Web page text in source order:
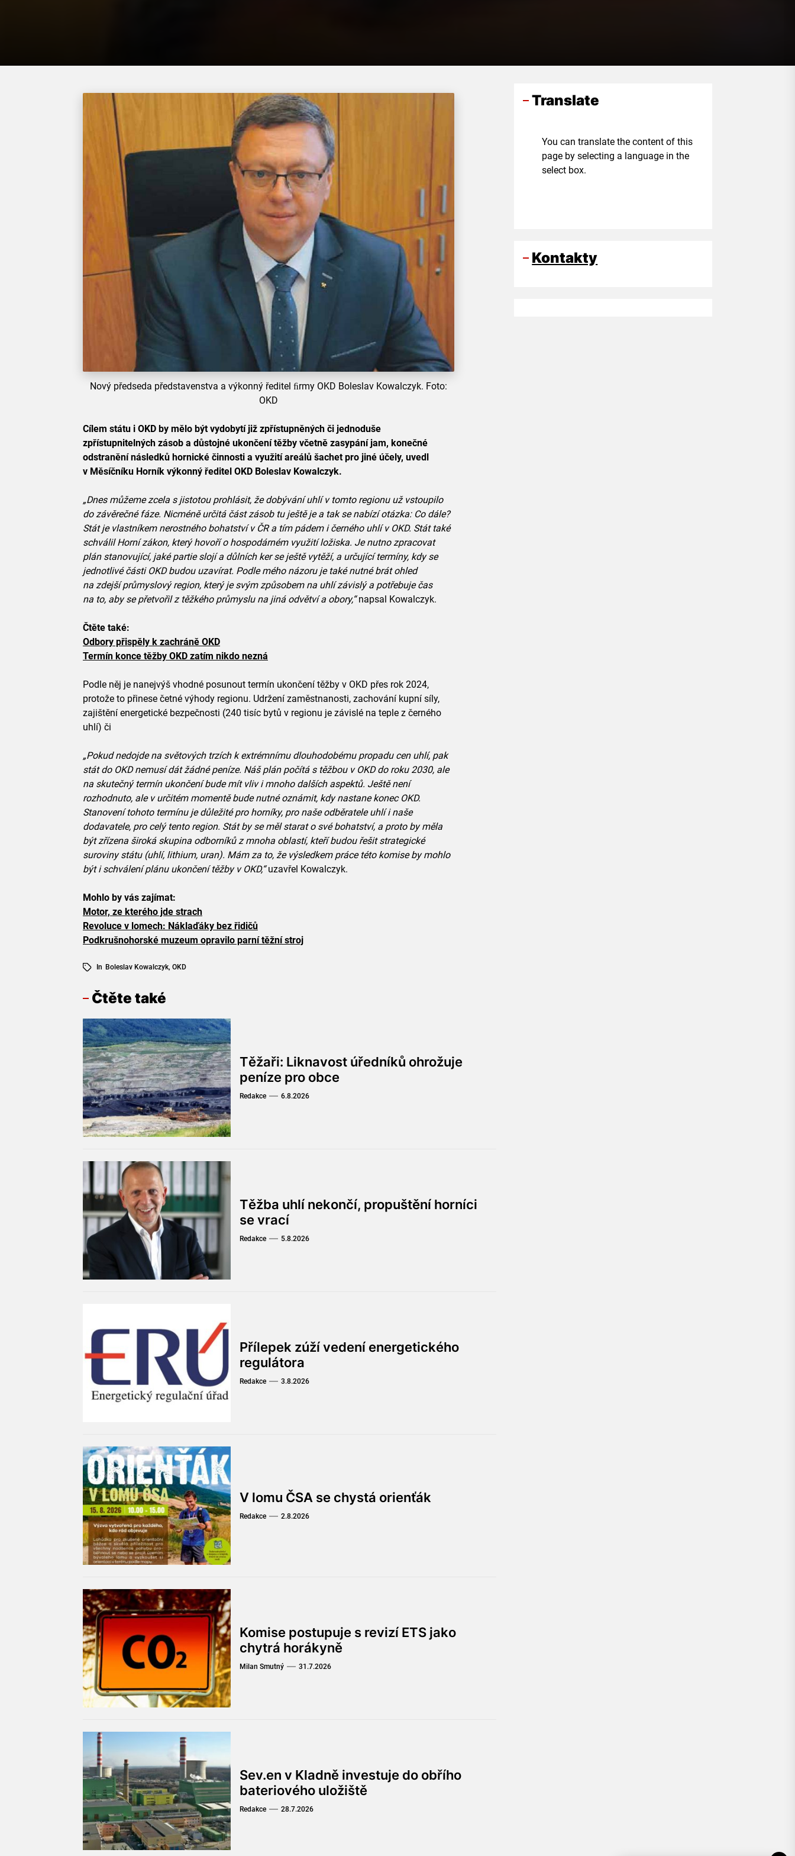
Nový předseda představenstva a výkonný ředitel ﬁrmy OKD Boleslav Kowalczyk. Foto:
OKD
Cílem státu i OKD by mělo být vydobytí již zpřístupněných či jednoduše
zpřístupnitelných zásob a důstojné ukončení těžby včetně zasypání jam, konečné
odstranění následků hornické činnosti a využití areálů šachet pro jiné účely, uvedl
v Měsíčníku Horník výkonný ředitel OKD Boleslav Kowalczyk.
„Dnes můžeme zcela s jistotou prohlásit, že dobývání uhlí v tomto regionu už vstoupilo
do závěrečné fáze. Nicméně určitá část zásob tu ještě je a tak se nabízí otázka: Co dále?
Stát je vlastníkem nerostného bohatství v ČR a tím pádem i černého uhlí v OKD. Stát také
schválil Horní zákon, který hovoří o hospodárném využití ložiska. Je nutno zpracovat
plán stanovující, jaké partie slojí a důlních ker se ještě vytěží, a určující termíny, kdy se
jednotlivé části OKD budou uzavírat. Podle mého názoru je také nutné brát ohled
na zdejší průmyslový region, který je svým způsobem na uhlí závislý a potřebuje čas
na to, aby se přetvořil z těžkého průmyslu na jiná odvětví a obory,“napsal Kowalczyk.
Čtěte také:
Odbory přispěly k zachráně OKD
Termín konce těžby OKD zatím nikdo nezná
Podle něj je nanejvýš vhodné posunout termín ukončení těžby v OKD přes rok 2024,
protože to přinese četné výhody regionu. Udržení zaměstnanosti, zachování kupní síly,
zajištění energetické bezpečnosti (240 tisíc bytů v regionu je závislé na teple z černého
uhlí) či
„Pokud nedojde na světových trzích k extrémnímu dlouhodobému propadu cen uhlí, pak
stát do OKD nemusí dát žádné peníze. Náš plán počítá s těžbou v OKD do roku 2030, ale
na skutečný termín ukončení bude mít vliv i mnoho dalších aspektů. Ještě není
rozhodnuto, ale v určitém momentě bude nutné oznámit, kdy nastane konec OKD.
Stanovení tohoto termínu je důležité pro horníky, pro naše odběratele uhlí i naše
dodavatele, pro celý tento region. Stát by se měl starat o své bohatství, a proto by měla
být zřízena široká skupina odborníků z mnoha oblastí, kteří budou řešit strategické
suroviny státu (uhlí, lithium, uran). Mám za to, že výsledkem práce této komise by mohlo
být i schválení plánu ukončení těžby v OKD,“uzavřel Kowalczyk.
Mohlo by vás zajímat:
Motor, ze kterého jde strach
Revoluce v lomech: Náklaďáky bez řidičů
Podkrušnohorské muzeum opravilo parní těžní stroj
In Boleslav Kowalczyk, OKD
Čtěte také
Těžaři: Liknavost úředníků ohrožuje
peníze pro obce
Redakce 6.8.2026
Těžba uhlí nekončí, propuštění horníci
se vrací
Redakce 5.8.2026
Přílepek zúží vedení energetického
regulátora
Redakce 3.8.2026
V lomu ČSA se chystá orienťák
Redakce 2.8.2026
Komise postupuje s revizí ETS jako
chytrá horákyně
Milan Smutný 31.7.2026
Sev.en v Kladně investuje do obřího
bateriového uložiště
Redakce 28.7.2026
Translate
You can translate the content of this
page by selecting a language in the
select box.
Kontakty